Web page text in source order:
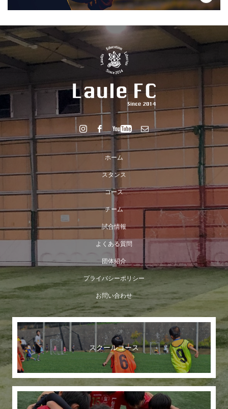
ホーム
スタンス
コース
チーム
試合情報
よくある質問
団体紹介
プライバシーポリシー
お問い合わせ
スクールコース